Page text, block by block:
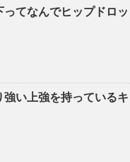
ってなんでヒップドロッ
強い上強を持っているキ